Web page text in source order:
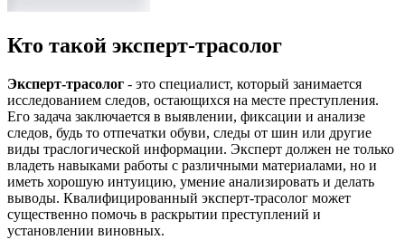
Кто такой эксперт-трасолог
Эксперт-трасолог - это специалист, который занимается
исследованием следов, остающихся на месте преступления.
Его задача заключается в выявлении, фиксации и анализе
следов, будь то отпечатки обуви, следы от шин или другие
виды траслогической информации. Эксперт должен не только
владеть навыками работы с различными материалами, но и
иметь хорошую интуицию, умение анализировать и делать
выводы. Квалифицированный эксперт-трасолог может
существенно помочь в раскрытии преступлений и
установлении виновных.